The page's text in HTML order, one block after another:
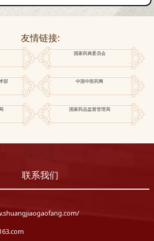
友情链接:
国家药典委员会
部 中国中医药网
国家药品监督管理局
联系我们